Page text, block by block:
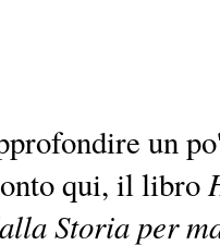
un
qui, il libro
Storia per